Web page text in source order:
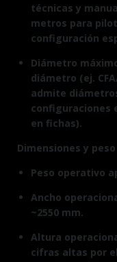
técnicas y
metros para
configuración
Diámetro
diámetro (ej.
admite
configuraciones
en fichas).
Dimensiones y peso
Peso operativo
Ancho
~2550 mm.
Altura
cifras altas por